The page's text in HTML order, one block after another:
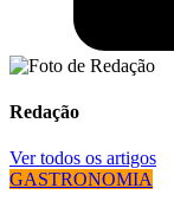
Redação
Ver todos os artigos
GASTRONOMIA